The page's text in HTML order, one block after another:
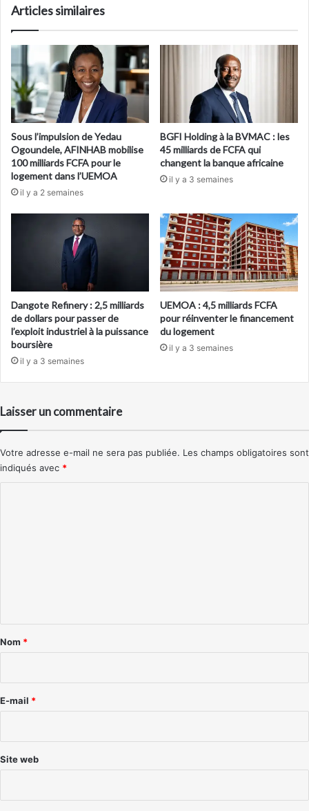
Articles similaires
Sous l’impulsion de Yedau
Ogoundele, AFINHAB mobilise
100 milliards FCFA pour le
logement dans l’UEMOA
il y a 2 semaines
BGFI Holding à la BVMAC : les
45 milliards de FCFA qui
changent la banque africaine
il y a 3 semaines
Dangote Refinery : 2,5 milliards
de dollars pour passer de
l’exploit industriel à la puissance
boursière
il y a 3 semaines
UEMOA : 4,5 milliards FCFA
pour réinventer le financement
du logement
il y a 3 semaines
Laisser un commentaire
Votre adresse e-mail ne sera pas publiée. Les champs obligatoires sont
indiqués avec *
a
e
Nom *
E-mail *
Site web